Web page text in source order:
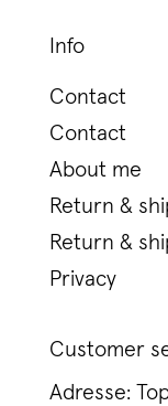
Info
Contact
Contact
About me
Return &
Return &
Privacy
Customer
Adresse: